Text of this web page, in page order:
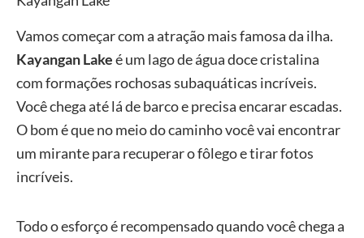
Vamos começar com a atração mais famosa da ilha.
Kayangan Lakeé um lago de água doce cristalina
com formações rochosas subaquáticas incríveis.
Você chega até lá de barco e precisa encarar escadas.
O bom é que no meio do caminho você vai encontrar
um mirante para recuperar o fôlego e tirar fotos
incríveis.
Todo o esforço é recompensado quando você chega a